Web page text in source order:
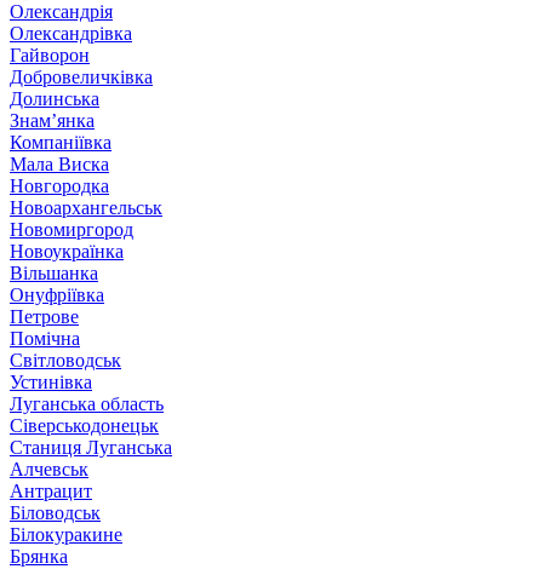
Олександрія
Олександрівка
Гайворон
Добровеличківка
Долинська
Знам’янка
Компаніївка
Мала Виска
Новгородка
Новоархангельськ
Новомиргород
Новоукраїнка
Вільшанка
Онуфріївка
Петрове
Помічна
Світловодськ
Устинівка
Луганська область
Сіверськодонецьк
Станиця Луганська
Алчевськ
Антрацит
Біловодськ
Білокуракине
Брянка